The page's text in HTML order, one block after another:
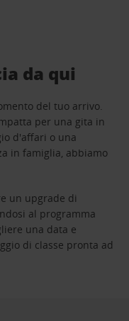
da qui
del tuo arrivo.
per una gita in
d'affari o una
in famiglia, abbiamo
un upgrade di
al programma
una data e
di classe pronta ad